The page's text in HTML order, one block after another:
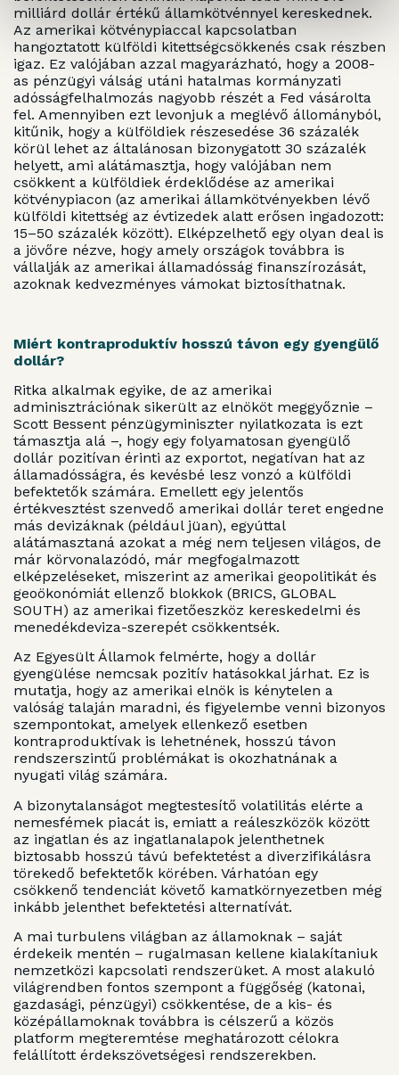
milliárd dollár értékű államkötvénnyel kereskednek.
Az amerikai kötvénypiaccal kapcsolatban
hangoztatott külföldi kitettségcsökkenés csak részben
igaz. Ez valójában azzal magyarázható, hogy a 2008-
as pénzügyi válság utáni hatalmas kormányzati
adósságfelhalmozás nagyobb részét a Fed vásárolta
fel. Amennyiben ezt levonjuk a meglévő állományból,
kitűnik, hogy a külföldiek részesedése 36 százalék
körül lehet az általánosan bizonygatott 30 százalék
helyett, ami alátámasztja, hogy valójában nem
csökkent a külföldiek érdeklődése az amerikai
kötvénypiacon (az amerikai államkötvényekben lévő
külföldi kitettség az évtizedek alatt erősen ingadozott:
15–50 százalék között). Elképzelhető egy olyan deal is
a jövőre nézve, hogy amely országok továbbra is
vállalják az amerikai államadósság finanszírozását,
azoknak kedvezményes vámokat biztosíthatnak.
Miért kontraproduktív hosszú távon egy gyengülő
dollár?
Ritka alkalmak egyike, de az amerikai
adminisztrációnak sikerült az elnököt meggyőznie –
Scott Bessent pénzügyminiszter nyilatkozata is ezt
támasztja alá –, hogy egy folyamatosan gyengülő
dollár pozitívan érinti az exportot, negatívan hat az
államadósságra, és kevésbé lesz vonzó a külföldi
befektetők számára. Emellett egy jelentős
értékvesztést szenvedő amerikai dollár teret engedne
más devizáknak (például jüan), egyúttal
alátámasztaná azokat a még nem teljesen világos, de
már körvonalazódó, már megfogalmazott
elképzeléseket, miszerint az amerikai geopolitikát és
geoökonómiát ellenző blokkok (BRICS, GLOBAL
SOUTH) az amerikai fizetőeszköz kereskedelmi és
menedékdeviza-szerepét csökkentsék.
Az Egyesült Államok felmérte, hogy a dollár
gyengülése nemcsak pozitív hatásokkal járhat. Ez is
mutatja, hogy az amerikai elnök is kénytelen a
valóság talaján maradni, és figyelembe venni bizonyos
szempontokat, amelyek ellenkező esetben
kontraproduktívak is lehetnének, hosszú távon
rendszerszintű problémákat is okozhatnának a
nyugati világ számára.
A bizonytalanságot megtestesítő volatilitás elérte a
nemesfémek piacát is, emiatt a reáleszközök között
az ingatlan és az ingatlanalapok jelenthetnek
biztosabb hosszú távú befektetést a diverzifikálásra
törekedő befektetők körében. Várhatóan egy
csökkenő tendenciát követő kamatkörnyezetben még
inkább jelenthet befektetési alternatívát.
A mai turbulens világban az államoknak – saját
érdekeik mentén – rugalmasan kellene kialakítaniuk
nemzetközi kapcsolati rendszerüket. A most alakuló
világrendben fontos szempont a függőség (katonai,
gazdasági, pénzügyi) csökkentése, de a kis- és
középállamoknak továbbra is célszerű a közös
platform megteremtése meghatározott célokra
felállított érdekszövetségesi rendszerekben.